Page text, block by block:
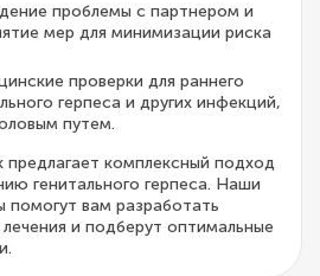
проблемы с партнером и
мер для минимизации риска
проверки для раннего
герпеса и других инфекций,
путем.
предлагает комплексный подход
генитального герпеса. Наши
помогут вам разработать
и подберут оптимальные